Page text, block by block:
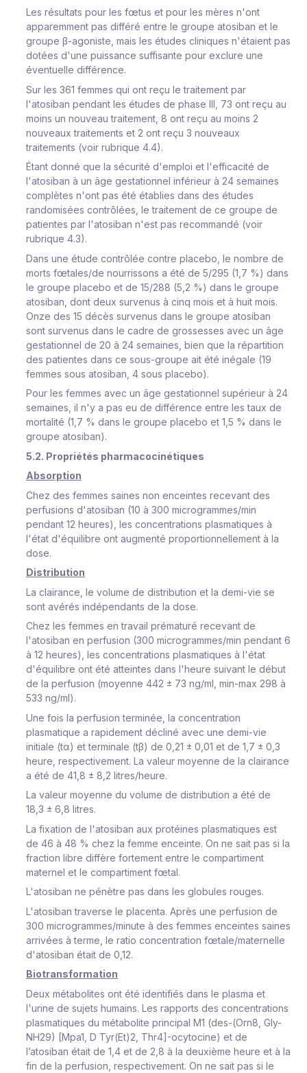
Les résultats pour les fœtus et pour les mères n'ont
apparemment pas différé entre le groupe atosiban et le
groupe β-agoniste, mais les études cliniques n'étaient pas
dotées d'une puissance suffisante pour exclure une
éventuelle différence.
Sur les 361 femmes qui ont reçu le traitement par
l'atosiban pendant les études de phase III, 73 ont reçu au
moins un nouveau traitement, 8 ont reçu au moins 2
nouveaux traitements et 2 ont reçu 3 nouveaux
traitements (voir rubrique 4.4).
Étant donné que la sécurité d'emploi et l'efficacité de
l'atosiban à un âge gestationnel inférieur à 24 semaines
complètes n'ont pas été établies dans des études
randomisées contrôlées, le traitement de ce groupe de
patientes par l'atosiban n'est pas recommandé (voir
rubrique 4.3).
Dans une étude contrôlée contre placebo, le nombre de
morts fœtales/de nourrissons a été de 5/295 (1,7 %) dans
le groupe placebo et de 15/288 (5,2 %) dans le groupe
atosiban, dont deux survenus à cinq mois et à huit mois.
Onze des 15 décès survenus dans le groupe atosiban
sont survenus dans le cadre de grossesses avec un âge
gestationnel de 20 à 24 semaines, bien que la répartition
des patientes dans ce sous-groupe ait été inégale (19
femmes sous atosiban, 4 sous placebo).
Pour les femmes avec un âge gestationnel supérieur à 24
semaines, il n'y a pas eu de différence entre les taux de
mortalité (1,7 % dans le groupe placebo et 1,5 % dans le
groupe atosiban).
5.2. Propriétés pharmacocinétiques
Absorption
Chez des femmes saines non enceintes recevant des
perfusions d'atosiban (10 à 300 microgrammes/min
pendant 12 heures), les concentrations plasmatiques à
l'état d'équilibre ont augmenté proportionnellement à la
dose.
Distribution
La clairance, le volume de distribution et la demi-vie se
sont avérés indépendants de la dose.
Chez les femmes en travail prématuré recevant de
l'atosiban en perfusion (300 microgrammes/min pendant 6
à 12 heures), les concentrations plasmatiques à l'état
d'équilibre ont été atteintes dans l'heure suivant le début
de la perfusion (moyenne 442 ± 73 ng/ml, min-max 298 à
533 ng/ml).
Une fois la perfusion terminée, la concentration
plasmatique a rapidement décliné avec une demi-vie
initiale (tα) et terminale (tβ) de 0,21 ± 0,01 et de 1,7 ± 0,3
heure, respectivement. La valeur moyenne de la clairance
a été de 41,8 ± 8,2 litres/heure.
La valeur moyenne du volume de distribution a été de
18,3 ± 6,8 litres.
La fixation de l'atosiban aux protéines plasmatiques est
de 46 à 48 % chez la femme enceinte. On ne sait pas si la
fraction libre diffère fortement entre le compartiment
maternel et le compartiment fœtal.
L'atosiban ne pénètre pas dans les globules rouges.
L'atosiban traverse le placenta. Après une perfusion de
300 microgrammes/minute à des femmes enceintes saines
arrivées à terme, le ratio concentration fœtale/maternelle
d'atosiban était de 0,12.
Biotransformation
Deux métabolites ont été identifiés dans le plasma et
l'urine de sujets humains. Les rapports des concentrations
plasmatiques du métabolite principal M1 (des-(Orn8, Gly-
NH29) [Mpa1, D Tyr(Et)2, Thr4]-ocytocine) et de
l’atosiban était de 1,4 et de 2,8 à la deuxième heure et à la
fin de la perfusion, respectivement. On ne sait pas si le